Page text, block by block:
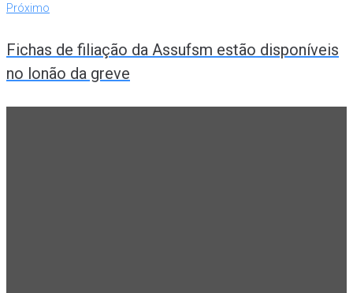
Próximo
Próximo
Fichas de filiação da Assufsm estão disponíveis
no lonão da greve